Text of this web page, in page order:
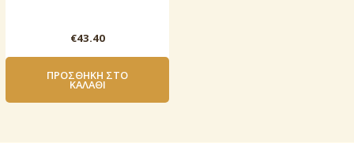
€43.40
ΠΡΟΣΘΉΚΗ ΣΤΟ
ΚΑΛΆΘΙ